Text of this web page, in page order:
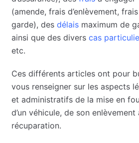
(amende, frais d’enlèvement,
garde), des délais maximum de
ainsi que des divers cas
etc.
Ces différents articles ont pour
vous renseigner sur les aspects
et administratifs de la mise en
d’un véhicule, de son enlèvement
récuparation.